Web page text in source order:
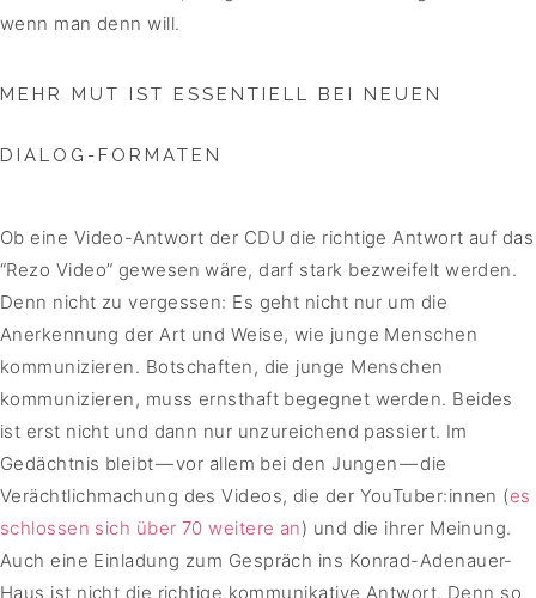
wenn man denn will.
MEHR MUT IST ESSENTIELL BEI NEUEN
DIALOG-FORMATEN
Ob eine Video-Antwort der CDU die richtige Antwort auf das
“Rezo Video” gewesen wäre, darf stark bezweifelt werden.
Denn nicht zu vergessen: Es geht nicht nur um die
Anerkennung der Art und Weise, wie junge Menschen
kommunizieren. Botschaften, die junge Menschen
kommunizieren, muss ernsthaft begegnet werden. Beides
ist erst nicht und dann nur unzureichend passiert. Im
Gedächtnis bleibt — vor allem bei den Jungen — die
Verächtlichmachung des Videos, die der YouTuber:innen (es
schlossen sich über 70 weitere an) und die ihrer Meinung.
Auch eine Einladung zum Gespräch ins Konrad-Adenauer-
Haus ist nicht die richtige kommunikative Antwort. Denn so